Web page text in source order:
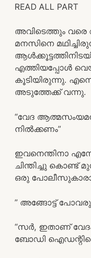
READ ALL PART
അവിടെത്തും വരെ
മനസിനെ
എത്തിയപ്പോൾ
കൂടിയിരുന്നു.
അടുത്തേക്ക് വന്നു.
“വേദ
നിൽക്കണം”
ഇവനെന്തിനാ
ചിന്തിച്ചു കൊണ്ട്
ഒരു
” അങ്ങോട്ട്
“സർ, ഇതാണ്
ബോഡി